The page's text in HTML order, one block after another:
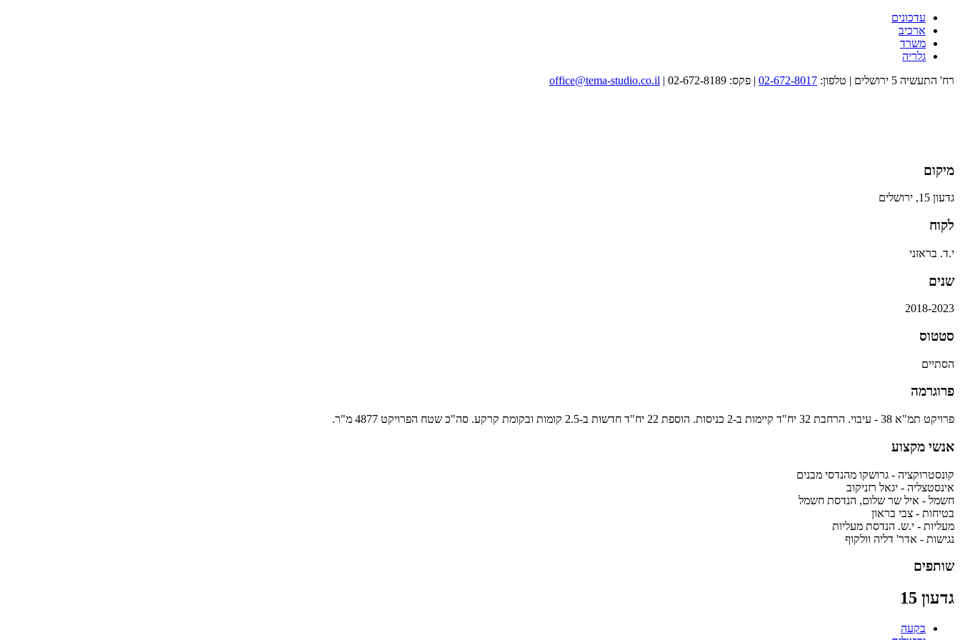
עדכונים
ארכיב
משרד
גלריה
רח' התעשיה 5 ירושלים
| טלפון: 02-672-8017 | פקס: 02-672-8189 |
office@tema-studio.co.il
מיקום
גדעון 15, ירושלים
לקוח
י.ד. בראזני
שנים
2018-2023
סטטוס
הסתיים
פרוגרמה
פרויקט תמ"א 38 - עיבוי. הרחבת 32 יח"ד קיימות ב-2 כניסות. הוספת 22 יח"ד חדשות ב-2.5 קומות ובקומת קרקע. סה"כ שטח הפרויקט 4877 מ"ר.
אנשי מקצוע
קונסטרוקציה - גרושקו מהנדסי מבנים
אינסטצליה - יגאל רזניקוב
חשמל - איל שר שלום, הנדסת חשמל
בטיחות - צבי בראון
מעליות - י.ש. הנדסת מעליות
נגישות - אדר' דליה וולקוף
שותפים
גדעון 15
בקעה